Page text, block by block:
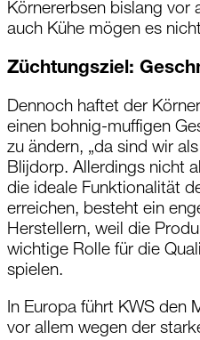
Körnererbsen bislang vor
auch Kühe mögen es
Züchtungsziel:
Dennoch haftet der
einen bohnig-muffigen
zu ändern, „da sind wir
Blijdorp. Allerdings nicht
die ideale Funktionalität
erreichen, besteht ein
Herstellern, weil die
wichtige Rolle für die
spielen.
In Europa führt KWS den
vor allem wegen der